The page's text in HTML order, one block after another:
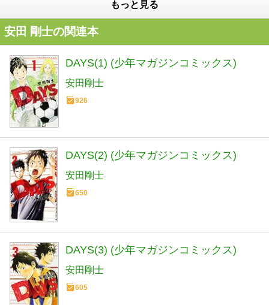
もっと見る
安田 剛士の関連本
DAYS(1) (少年マガジンコミックス)
安田剛士
926
DAYS(2) (少年マガジンコミックス)
安田剛士
650
DAYS(3) (少年マガジンコミックス)
安田剛士
605